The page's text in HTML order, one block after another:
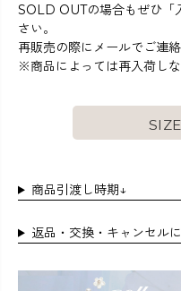
SOLD OUTの場合もぜひ「
さい。
再販売の際にメールでご連
※商品によっては再入荷しな
商品引渡し時期↓
返品・交換・キャンセル